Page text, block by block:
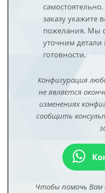
заказу укажите
пожелания. Мы
уточним
готовности.
Конфигурация
не является
изменениях
сообщить
Чтобы помочь Вам